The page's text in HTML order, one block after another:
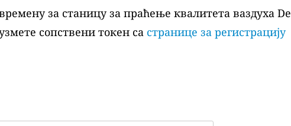
за станицу за праћење квалитета ваздуха De
сопствени токен са странице за регистрацију